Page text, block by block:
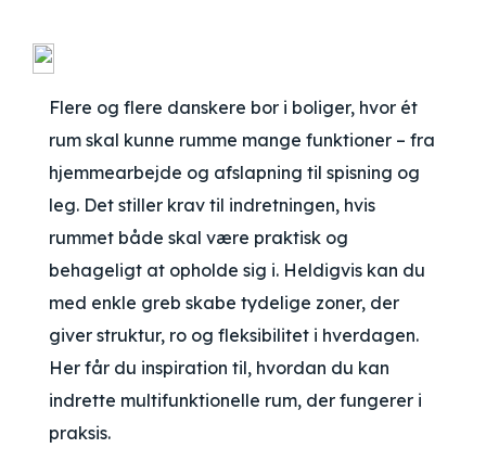
Flere og flere danskere bor i boliger, hvor ét
rum skal kunne rumme mange funktioner – fra
hjemmearbejde og afslapning til spisning og
leg. Det stiller krav til indretningen, hvis
rummet både skal være praktisk og
behageligt at opholde sig i. Heldigvis kan du
med enkle greb skabe tydelige zoner, der
giver struktur, ro og fleksibilitet i hverdagen.
Her får du inspiration til, hvordan du kan
indrette multifunktionelle rum, der fungerer i
praksis.